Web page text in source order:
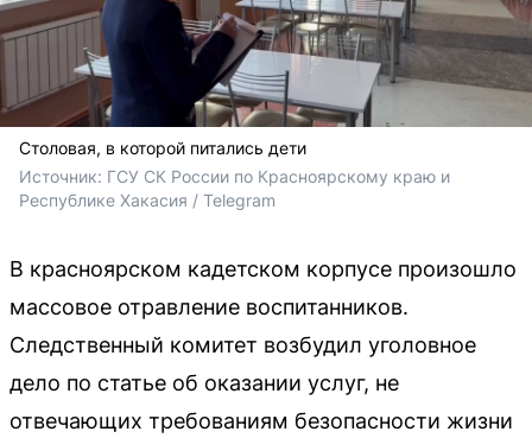
Столовая, в которой питались дети
Источник: ГСУ СК России по Красноярскому краю и
Республике Хакасия / Telegram
В красноярском кадетском корпусе произошло
массовое отравление воспитанников.
Следственный комитет возбудил уголовное
дело по статье об оказании услуг, не
отвечающих требованиям безопасности жизни